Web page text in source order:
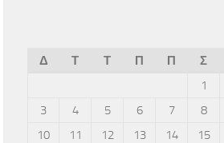
Δ Τ Τ Π Π Σ
1
3
4 5 6 7 8
10
11 12 13 14 15